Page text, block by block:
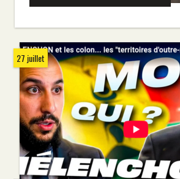
27 juillet